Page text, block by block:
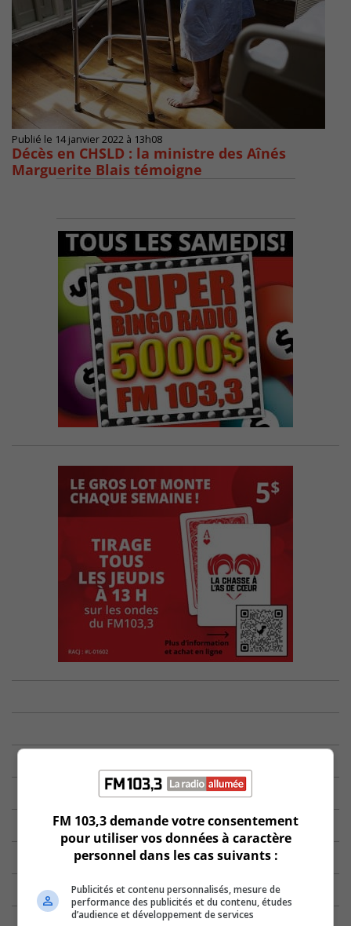
Publié le 14 janvier 2022 à 13h08
Décès en CHSLD : la ministre des Aînés
Marguerite Blais témoigne
FM 103,3 demande votre consentement
pour utiliser vos données à caractère
personnel dans les cas suivants :
Publicités et contenu personnalisés, mesure de
performance des publicités et du contenu, études
d’audience et développement de services